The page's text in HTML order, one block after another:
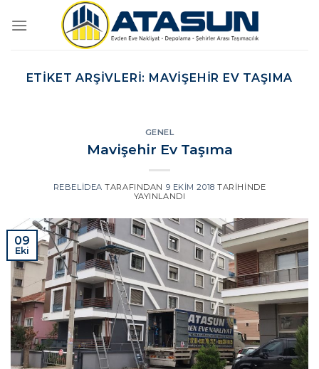
atla
ETIKET ARŞIVLERI: MAVIŞEHIR EV TAŞIMA
GENEL
Mavişehir Ev Taşıma
REBELIDEA TARAFINDAN 9 EKIM 2018 TARIHINDE
YAYINLANDI
09
Eki